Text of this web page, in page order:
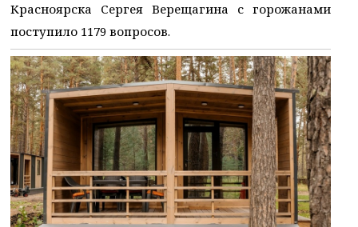
Красноярска Сергея Верещагина с горожанами
поступило 1179 вопросов.